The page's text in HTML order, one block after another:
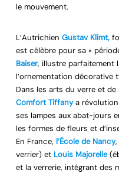
le mouvement.
L’Autrichien Gustav Klimt,
est célèbre pour sa «
Baiser, illustre parfaitement
l’ornementation décorative
Dans les arts du verre et de
Comfort Tiffanya
ses lampes aux abat-jours
les formes de fleurs et
En France, l’École de Nancy,
verrier) et Louis Majorelle
et la verrerie, intégrant des